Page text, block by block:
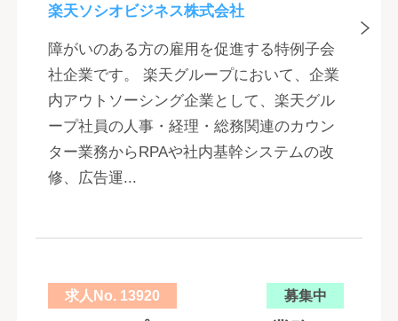
楽天ソシオビジネス株式会社
障がいのある方の雇用を促進する特例子会
社企業です。 楽天グループにおいて、企業
内アウトソーシング企業として、楽天グル
ープ社員の人事・経理・総務関連のカウン
ター業務からRPAや社内基幹システムの改
修、広告運...
求人No. 13920 募集中